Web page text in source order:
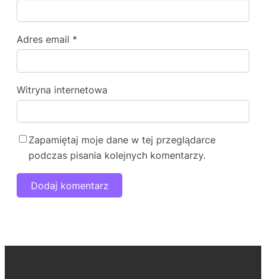
Adres email *
Witryna internetowa
Zapamiętaj moje dane w tej przeglądarce
podczas pisania kolejnych komentarzy.